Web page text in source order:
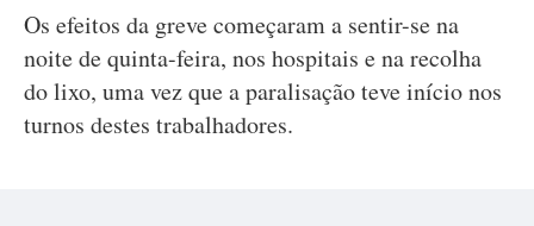
Os efeitos da greve começaram a sentir-se na
noite de quinta-feira, nos hospitais e na recolha
do lixo, uma vez que a paralisação teve início nos
turnos destes trabalhadores.